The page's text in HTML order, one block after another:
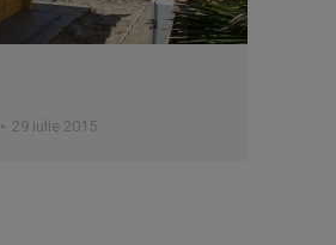
29 iulie 2015